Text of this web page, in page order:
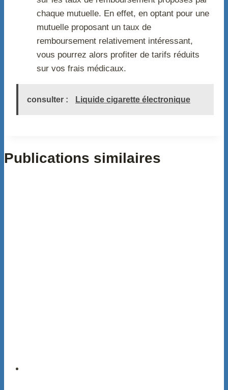
chaque mutuelle. En effet, en optant pour une
mutuelle proposant un taux de
remboursement relativement intéressant,
vous pourrez alors profiter de tarifs réduits
sur vos frais médicaux.
consulter : Liquide cigarette électronique
Publications similaires